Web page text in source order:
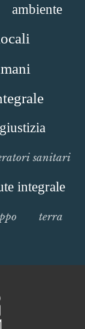
ambiente
giustizia
sanitari
integrale
terra